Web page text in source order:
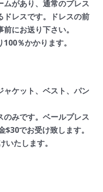
があり、通常のプレス
ドレスです。ドレスの前
にお送り下さい。
％かかります。
ャケット、ベスト、パン
のみです。ベールプレス
でお受け致します。
たします。